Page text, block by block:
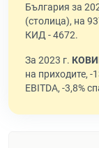
България за
(столица), на
КИД - 4672.
За 2023 г.
на приходите, -
EBITDA, -3,8%